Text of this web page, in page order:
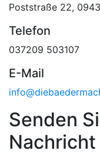
Poststraße 22,
Telefon
037209 503107
E-Mail
Senden
Nachricht